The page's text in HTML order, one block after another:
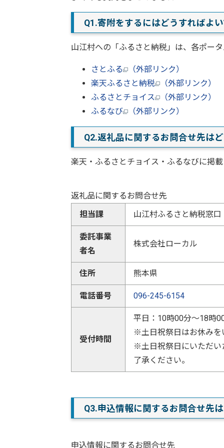
Q1.寄附をするにはどうすればよ
山江村への「ふるさと納税」は、各ポー
さとふる
（外部リンク）
楽天ふるさと納税
（外部リンク）
ふるさとチョイス
（外部リンク）
ふるなび
（外部リンク）
Q2.返礼品に関するお問合せ先は
楽天・ふるさとチョイス・ふるなびに掲
返礼品に関するお問合せ先
担当課
山江村ふるさと納税窓口
委託事業
者名
株式会社ローカル
住所 熊本県
電話番号 096-245-6154
受付時間
平日：10時00分～18時
※土日祝祭日はお休みを
※土日祝祭日にいただい
了承ください。
Q3.申込情報に関するお問合せ先
申込情報に関するお問合せ先